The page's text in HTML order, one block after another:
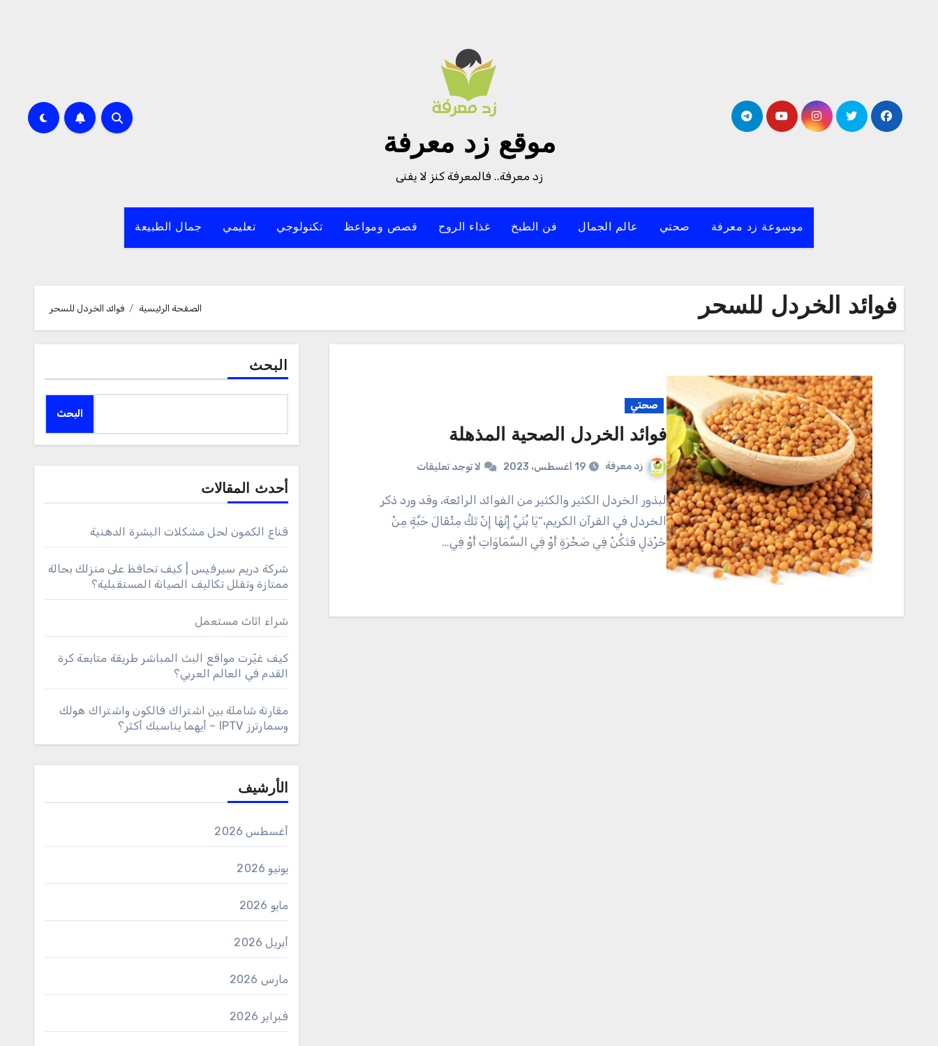
موقع زد معرفة
زد معرفة.. فالمعرفة كنز لا يفنى
موسوعة زد معرفة صحتي عالم الجمال فن الطبخ غذاء الروح قصص ومواعظ تكنولوجي تعليمي جمال الطبيعة
فوائد الخردل للسحر الصفحة الرئيسية فوائد الخردل للسحر
صحتي
فوائد الخردل الصحية المذهلة
زد معرفة 19 أغسطس، 2023 لا توجد تعليقات
لبذور الخردل الكثير والكثير من الفوائد الرائعة، وقد ورد ذكر
الخردل في القرآن الكريم،“يَا بُنَيَّ إِنَّهَا إِنْ تَكُ مِثْقَالَ حَبَّةٍ مِنْ
خَرْدَلٍ فَتَكُنْ فِي صَخْرَةٍ أَوْ فِي السَّمَاوَاتِ أَوْ فِي…
البحث
البحث
أحدث المقالات
قناع الكمون لحل مشكلات البشرة الدهنية
شركة دريم سيرفيس | كيف تحافظ على منزلك بحالة
ممتازة وتقلل تكاليف الصيانة المستقبلية؟
شراء اثاث مستعمل
كيف غيّرت مواقع البث المباشر طريقة متابعة كرة
القدم في العالم العربي؟
مقارنة شاملة بين اشتراك فالكون واشتراك هولك
وسمارترز IPTV – أيهما يناسبك أكثر؟
الأرشيف
أغسطس 2026
يونيو 2026
مايو 2026
أبريل 2026
مارس 2026
فبراير 2026